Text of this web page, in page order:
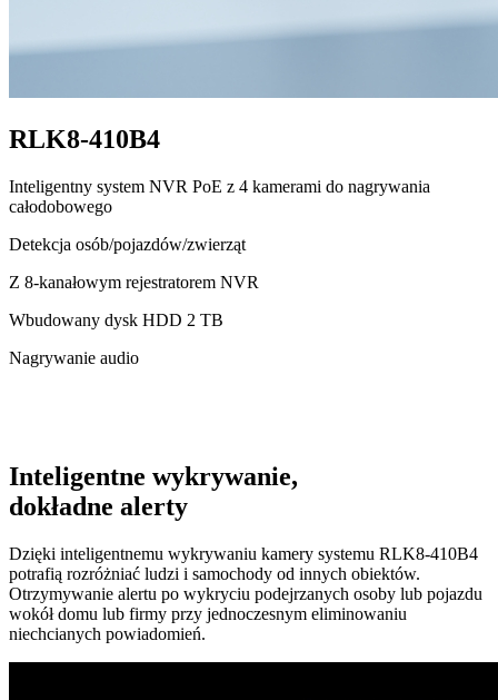
RLK8-410B4
Inteligentny system NVR PoE z 4 kamerami do nagrywania
całodobowego
Detekcja osób/pojazdów/zwierząt
Z 8-kanałowym rejestratorem NVR
Wbudowany dysk HDD 2 TB
Nagrywanie audio
Inteligentne wykrywanie,
dokładne alerty
Dzięki inteligentnemu wykrywaniu kamery systemu RLK8-410B4
potrafią rozróżniać ludzi i samochody od innych obiektów.
Otrzymywanie alertu po wykryciu podejrzanych osoby lub pojazdu
wokół domu lub firmy przy jednoczesnym eliminowaniu
niechcianych powiadomień.